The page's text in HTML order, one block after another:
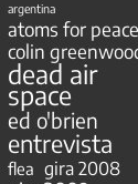
argentina
atoms for peace
colin
dead air
space
ed o'brien
entrevista
flea gira 2008